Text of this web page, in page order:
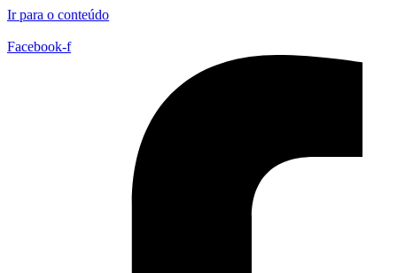
Ir para o conteúdo
Facebook-f